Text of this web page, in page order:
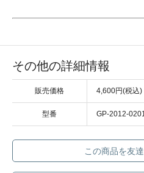
その他の詳細情報
販売価格 4,600円(税込)
型番 GP-2012-
この商品を友